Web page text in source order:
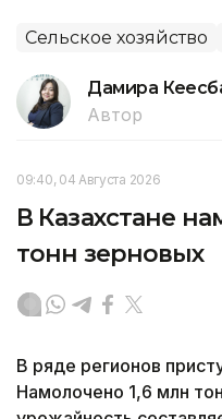
Сельское хозяйство
Дамира
Автор
09:40, 04 Августа 2026
В Казахстане
тонн зерновых
В ряде регионов
Намолочено 1,6 млн